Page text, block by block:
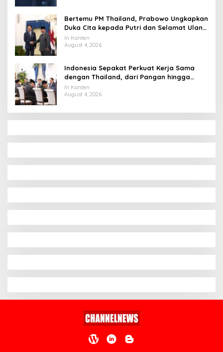
Bertemu PM Thailand, Prabowo Ungkapkan
Duka Cita kepada Putri dan Selamat Ulang
Tahun ke Raja Thailand
In Konten
August 4, 2026
Indonesia Sepakat Perkuat Kerja Sama
dengan Thailand, dari Pangan hingga
Ekonomi Digital
In Konten
August 4, 2026